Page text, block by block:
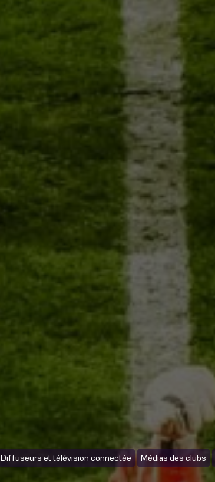
Diffuseurs et télévision connectée Médias des clubs